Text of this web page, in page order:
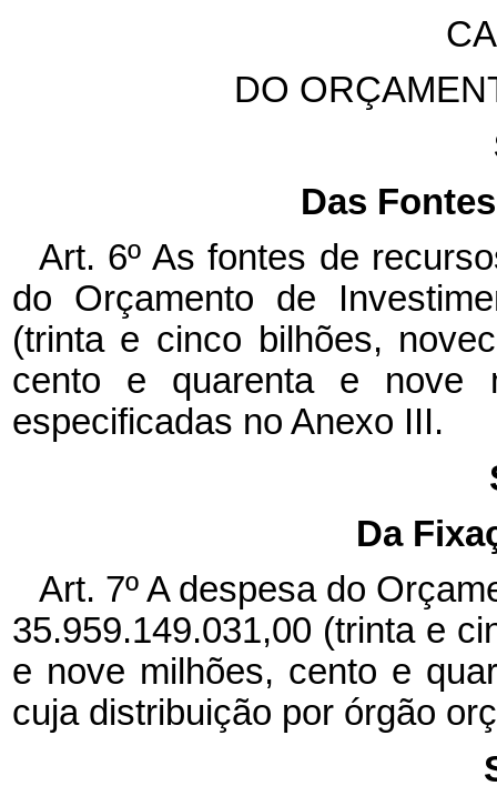
DO
Das
Art. 6º As fontes de
do Orçamento de
(trinta e cinco bilhões,
cento e quarenta e nove
especificadas no Anexo III.
Da
Art. 7º A despesa do
35.959.149.031,00 (trinta e
e nove milhões, cento e
cuja distribuição por órgão